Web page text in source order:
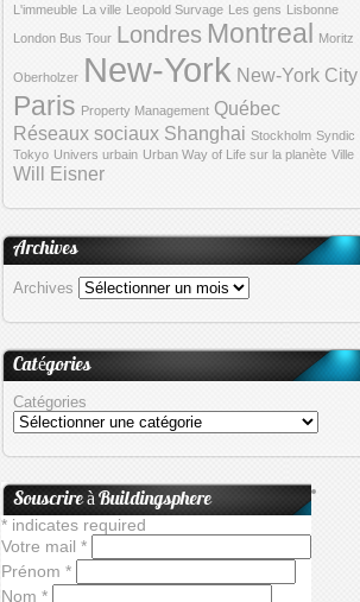
L'immeuble La ville Leopold Survage Les gens Lisbonne
London Bus Tour Londres Montreal Moritz
Oberholzer New-York New-York City
Paris Property Management Québec
Réseaux sociaux Shanghai Stockholm Syndic
Tokyo Univers urbain Urban Way of Life sur la planète Ville
Will Eisner
Archives
Archives
Catégories
Catégories
Souscrire à Buildingsphere
* indicates required
Votre mail *
Prénom *
Nom *